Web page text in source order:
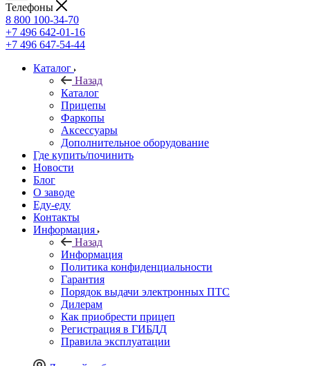
Телефоны
8 800 100-34-70
+7 496 642-01-16
+7 496 647-54-44
Каталог
Назад
Каталог
Прицепы
Фаркопы
Аксессуары
Дополнительное оборудование
Где купить/починить
Новости
Блог
О заводе
Еду-еду
Контакты
Информация
Назад
Информация
Политика конфиденциальности
Гарантия
Порядок выдачи электронных ПТС
Дилерам
Как приобрести прицеп
Регистрация в ГИБДД
Правила эксплуатации